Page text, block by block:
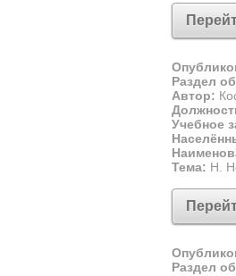
Раздел
Автор:
Учебное
Тема: Н.
Раздел